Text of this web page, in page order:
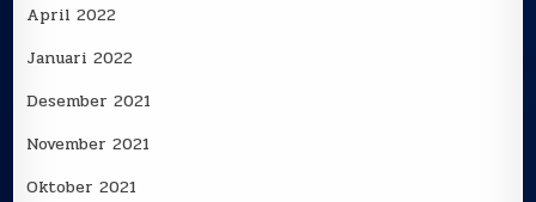
April 2022
Januari 2022
Desember 2021
November 2021
Oktober 2021